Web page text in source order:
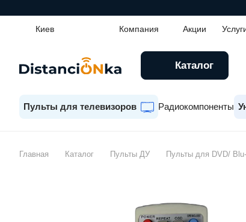
Киев Компания Акции
Каталог
Пульты для телевизоров Радиокомпоненты
Главная Каталог Пульты ДУ Пульты для DVD/